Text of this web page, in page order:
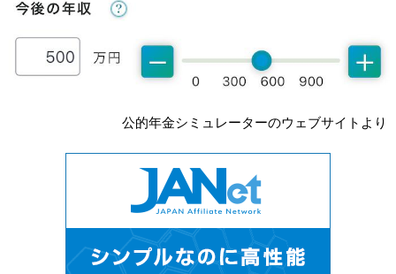
公的年金シミュレーターのウェブサイトより